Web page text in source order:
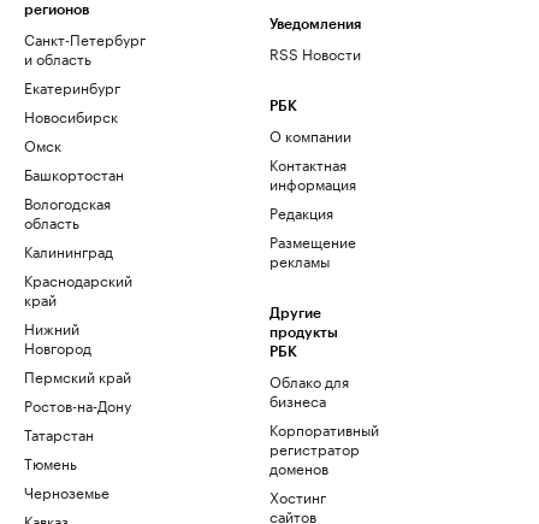
регионов
Санкт-Петербург
и область
Екатеринбург
Новосибирск
Омск
Башкортостан
Вологодская
область
Калининград
Краснодарский
край
Нижний
Новгород
Пермский край
Ростов-на-Дону
Татарстан
Тюмень
Черноземье
Уведомления
RSS Новости
РБК
О компании
Контактная
информация
Редакция
Размещение
рекламы
Другие
продукты
РБК
Облако для
бизнеса
Корпоративный
регистратор
доменов
Хостинг
сайтов